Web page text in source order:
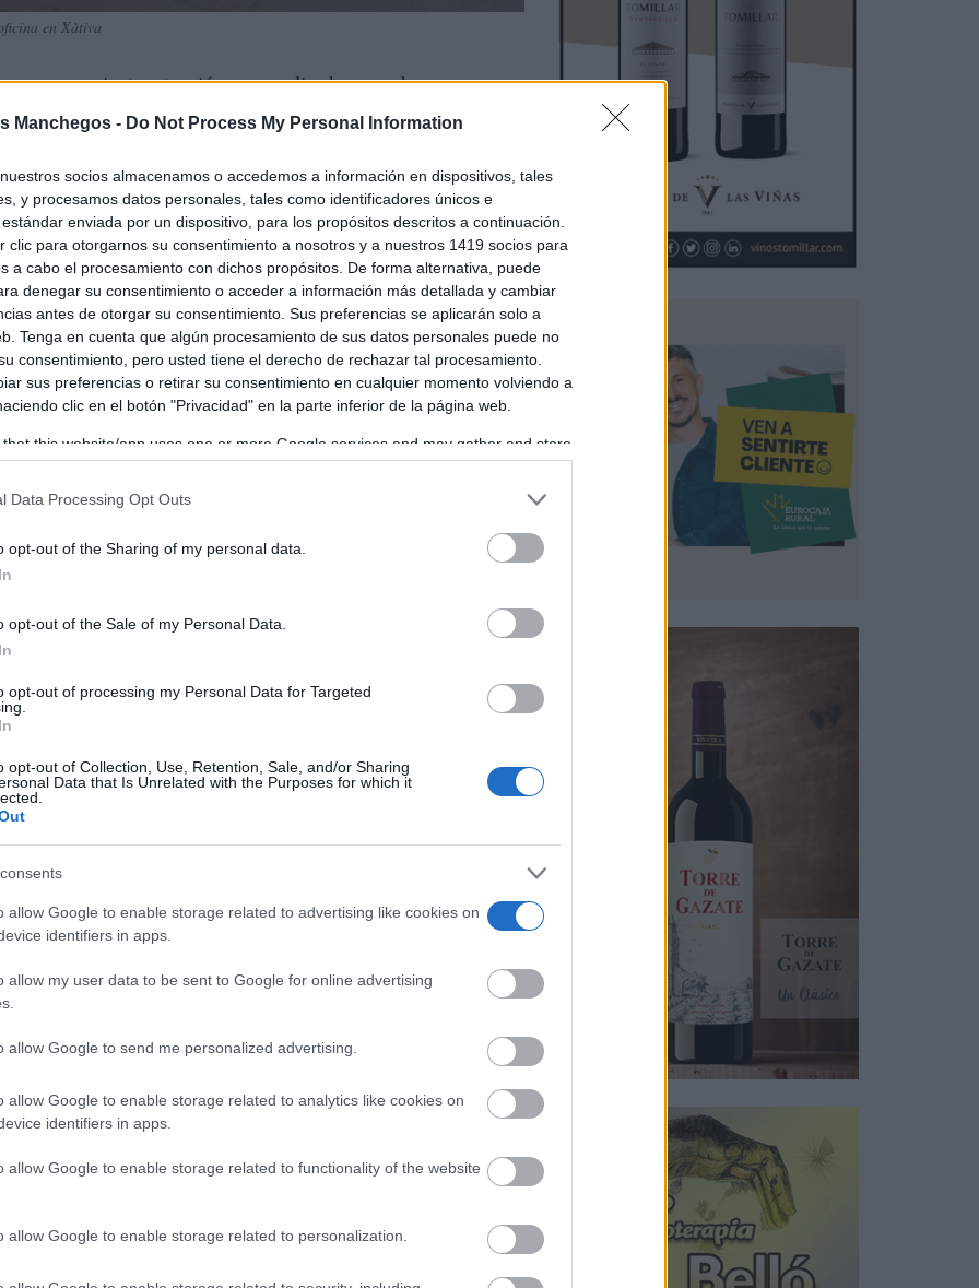
Manchegos - Do Not Process My Personal Information
socios almacenamos o accedemos a información en dispositivos, tales
y procesamos datos personales, tales como identificadores únicos e
enviada por un dispositivo, para los propósitos descritos a continuación.
clic para otorgarnos su consentimiento a nosotros y a nuestros 1419 socios para
a cabo el procesamiento con dichos propósitos. De forma alternativa, puede
denegar su consentimiento o acceder a información más detallada y cambiar
antes de otorgar su consentimiento. Sus preferencias se aplicarán solo a
Tenga en cuenta que algún procesamiento de sus datos personales puede no
consentimiento, pero usted tiene el derecho de rechazar tal procesamiento.
sus preferencias o retirar su consentimiento en cualquier momento volviendo a
clic en el botón "Privacidad" en la parte inferior de la página web.
that this website/app uses one or more Google services and may gather and store
but not limited to your visit or usage behaviour. You may click to grant or
consent section.
Data Processing Opt Outs
opt-out of the Sharing of my personal data.
opt-out of the Sale of my Personal Data.
opt-out of processing my Personal Data for Targeted
opt-out of Collection, Use, Retention, Sale, and/or Sharing
Data that Is Unrelated with the Purposes for which it
allow Google to enable storage related to advertising like cookies on
identifiers in apps.
allow my user data to be sent to Google for online advertising
allow Google to send me personalized advertising.
allow Google to enable storage related to analytics like cookies on
identifiers in apps.
allow Google to enable storage related to functionality of the website
allow Google to enable storage related to personalization.
en Xàtiva
asesoramiento, atención personalizada y una banca
Valenciana. Esta apuesta por la proximidad se
oficina en Xàtiva, fortaleciendo aún más su presencia en la
de Sant Francesc, número 10, tiene un horario de atención
frente de la misma se encuentra José Miguel Iglesias Ramos,
y Melissa Benavent Codina, con la finalidad de atender
de los ciudadanos.